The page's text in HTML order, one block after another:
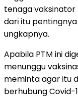
tenaga vaksinator
dari itu
ungkapnya.
Apabila PTM ini
menunggu
meminta agar itu
berhubung Covid-